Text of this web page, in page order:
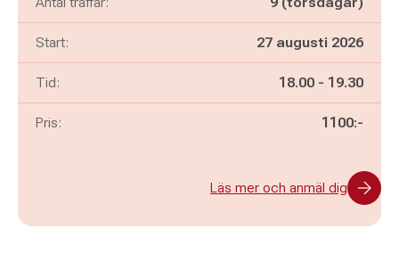
Start: 27 augusti 2026
Tid: Pågår mellan
18.00 - och
19.30
Pris: 1100:-
Läs mer och anmäl dig